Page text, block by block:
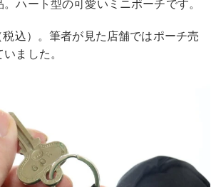
ハート型の可愛いミニポーチです。
込）。筆者が見た店舗ではポーチ売
ました。